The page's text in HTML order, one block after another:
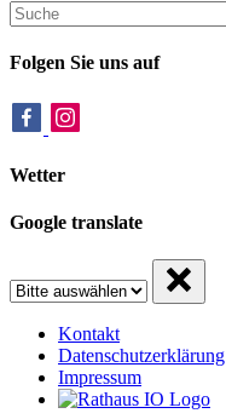
Folgen Sie uns auf
Wetter
Google translate
Kontakt
Datenschutzerklärung
Impressum